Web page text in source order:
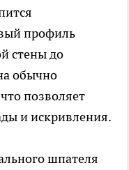
профиль
стены до
обычно
позволяет
и искривления.
шпателя